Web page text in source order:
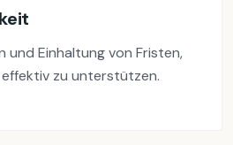
und Einhaltung von Fristen,
zu unterstützen.